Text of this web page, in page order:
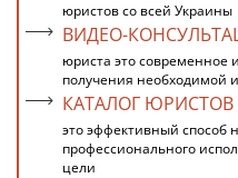
юристов со всей Украины
ВИДЕО-
юриста это современное
получения необходимой
КАТАЛОГ
это эффективный способ
профессионального
цели